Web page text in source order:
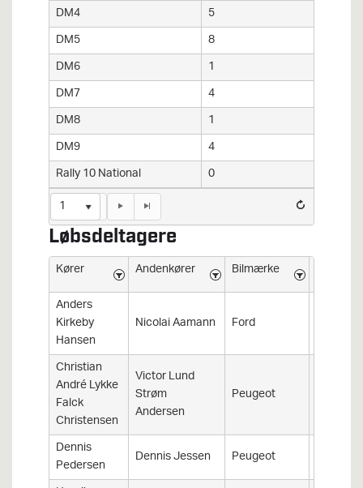
DM4
5
DM5
8
DM6
1
DM7
4
DM8
1
DM9
4
Rally 10 National
0
1
Løbsdeltagere
Kører Andenkører Bilmærke
Anders
Kirkeby
Hansen
Nicolai Aamann Ford
Christian
André Lykke
Falck
Christensen
Victor Lund
Strøm
Andersen
Peugeot
Dennis
Pedersen Dennis Jessen Peugeot